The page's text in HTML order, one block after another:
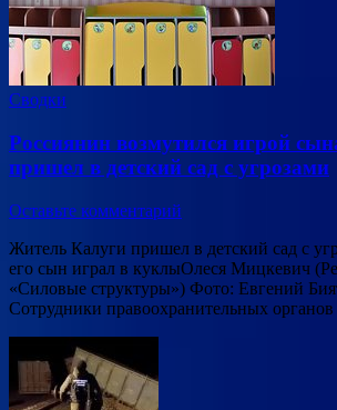
Сводки
Россиянин возмутился игрой
пришел в детский сад с угрозами
Оставьте комментарий
Житель Калуги пришел в детский сад с
его сын играл в куклыОлеся Мицкевич
«Силовые структуры») Фото: Евгений
Сотрудники правоохранительных